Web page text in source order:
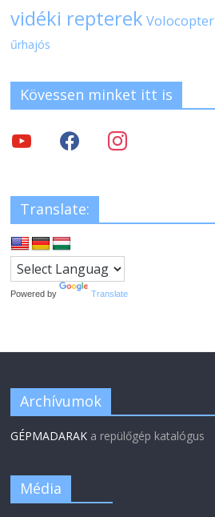
vidéki repterek Volocopter
űrhajós
Kövessen minket itt is
Translate:
Powered by Translate
Archívumok
GÉPMADARAK a repülőgép katalógus
Média